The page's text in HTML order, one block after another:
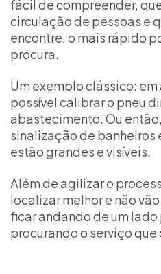
fácil de compreender,
circulação de pessoas e
encontre, o mais rápido
procura.
Um exemplo clássico:
possível calibrar o pneu
abastecimento. Ou
sinalização de banheiros
estão grandes e visíveis.
Além de agilizar o
localizar melhor e não
ficar andando de um lado
procurando o serviço que